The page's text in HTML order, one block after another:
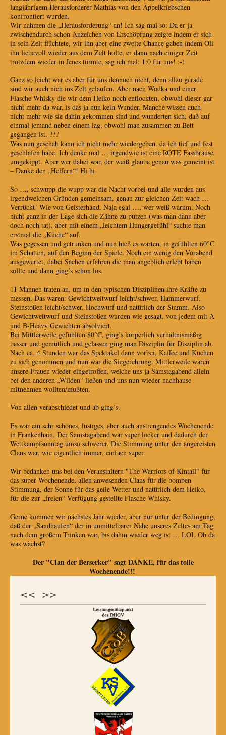
langjährigem Herausforderer Mathias von den Appelkriebschen
konfrontiert wurden.
Wir nahmen die „Herausforderung“ an! Ich sag mal so: Da er ja
zwischendurch schon Anzeichen von Erschöpfung zeigte indem er sich
in sein Zelt flüchtete, wir ihn aber eine zweite Chance gaben indem Oli
ihn liebevoll wieder aus dem Zelt holte, er dann nach einiger Zeit
trotzdem wieder in Jenes türmte, sag ich mal: 1:0 für uns! :-)
Ganz so leicht war es aber für uns dennoch nicht, denn allzu gerade
sind wir auch nich ins Zelt gelaufen. Aber nach Wodka und einer
Flasche Whisky die wir dem Heiko noch entlockten, obwohl dieser gar
nicht mehr da war, is das ja nun kein Wunder. Manche wissen auch
nicht mehr wie sie dahin gekommen sind und wunderten sich, daß auf
einmal jemand neben einem lag, obwohl man zusammen zu Bett
gegangen ist. ???
Was nun geschah kann ich nicht mehr wiedergeben, da ich tief und fest
geschlafen habe. Ich denke mal … irgendwie ist eine ROTE Fassbrause
umgekippt. Aber wer dabei war, der weiß glaube genau was gemeint ist
– Danke den „Helfern“! Hi hi
So …, schwupp die wupp war die Nacht vorbei und alle wurden aus
irgendwelchen Gründen gemeinsam, genau zur gleichen Zeit wach …
Verrückt! Wie von Geisterhand. Naja egal …, wer weiß warum. Noch
nicht ganz in der Lage sich die Zähne zu putzen (was man dann aber
doch noch tat), aber mit einem „leichtem Hungergefühl“ suchte man
erstmal die „Küche“ auf.
Was gegessen und getrunken und nun hieß es warten, in gefühlten 60°C
im Schatten, auf den Beginn der Spiele. Noch ein wenig den Vorabend
ausgewertet, dabei Sachen erfahren die man angeblich erlebt haben
sollte und dann ging’s schon los.
11 Mannen traten an, um in den typischen Disziplinen ihre Kräfte zu
messen. Das waren: Gewichtweitwurf leicht/schwer, Hammerwurf,
Steinstoßen leicht/schwer, Hochwurf und natürlich der Stamm. Also
Gewichtweitwurf und Steinstoßen wurden wie gesagt, von jedem mit A
und B-Heavy Gewichten absolviert.
Bei Mittlerweile gefühlten 80°C, ging’s körperlich verhältnismäßig
besser und gemütlich und gelassen ging man Disziplin für Disziplin ab.
Nach ca. 4 Stunden war das Spektakel dann vorbei, Kaffee und Kuchen
zu sich genommen und nun war die Siegerehrung. Mittlerweile waren
unsere Frauen wieder eingetroffen, welche uns ja Samstagabend allein
bei den anderen „Wilden“ ließen und uns nun wieder nachhause
mitnehmen wollten/mußten.
Von allen verabschiedet und ab ging’s.
Es war ein sehr schönes, lustiges, aber auch anstrengendes Wochenende
in Frankenhain. Der Samstagabend war super locker und dadurch der
Wettkampfsonntag umso schwerer. Die Stimmung unter den angereisten
Clans war, wie eigentlich immer, einfach super.
Wir bedanken uns bei den Veranstaltern "The Warriors of Kintail" für
das super Wochenende, allen anwesenden Clans für die bomben
Stimmung, der Sonne für das geile Wetter und natürlich dem Heiko,
für die zur „freien“ Verfügung gestellte Flasche Whisky.
Gerne kommen wir nächstes Jahr wieder, aber nur unter der Bedingung,
daß der „Sandhaufen“ der in unmittelbarer Nähe unseres Zeltes am Tag
nach dem großem Trinken war, bis dahin wieder weg ist … LOL Ob da
was wächst?
Der "Clan der Berserker" sagt DANKE, für das tolle
Wochenende!!!
<< >>